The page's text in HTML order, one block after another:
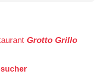
Grotto Grillo